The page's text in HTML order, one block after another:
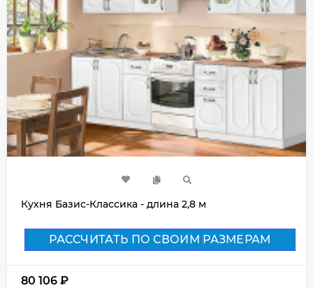
Кухня Базис-Классика - длина 2,8 м
РАССЧИТАТЬ ПО СВОИМ РАЗМЕРАМ
80 106 ₽